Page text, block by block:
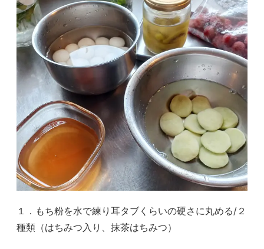
１．もち粉を水で練り耳タブくらいの硬さに丸める/２
種類（はちみつ入り、抹茶はちみつ）